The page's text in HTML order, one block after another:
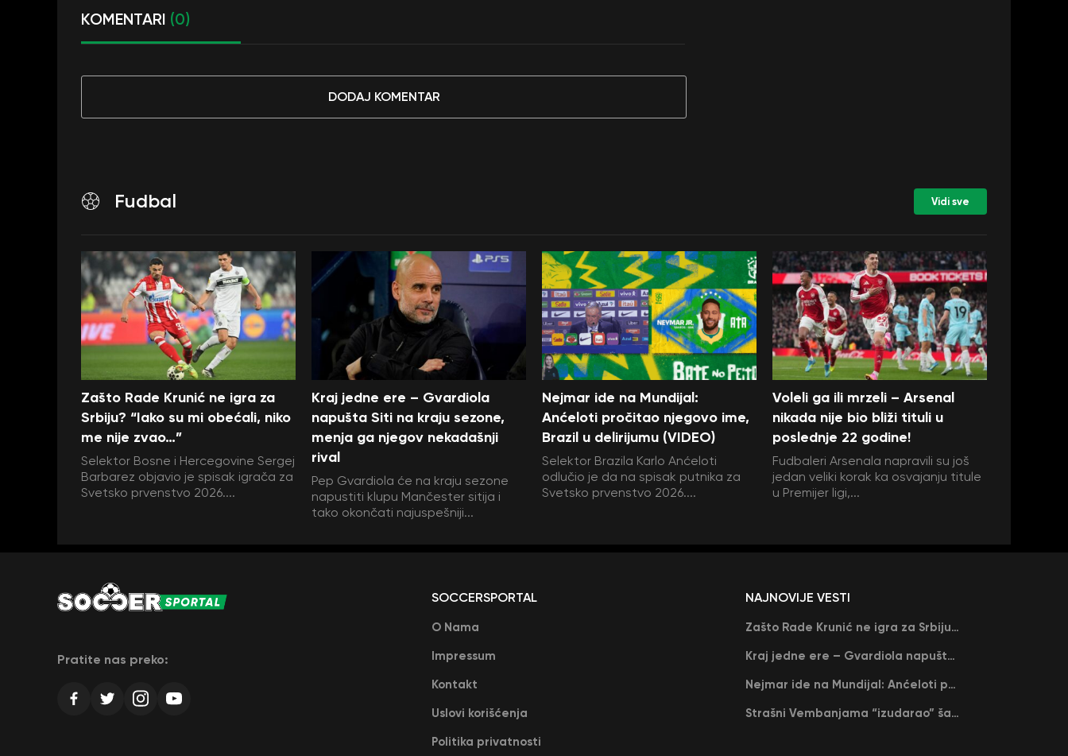
KOMENTARI (0)
DODAJ KOMENTAR
Fudbal Vidi sve
Zašto Rade Krunić ne igra za
Srbiju? “Iako su mi obećali, niko
me nije zvao…”
Selektor Bosne i Hercegovine Sergej
Barbarez objavio je spisak igrača za
Svetsko prvenstvo 2026....
Kraj jedne ere – Gvardiola
napušta Siti na kraju sezone,
menja ga njegov nekadašnji
rival
Pep Gvardiola će na kraju sezone
napustiti klupu Mančester sitija i
tako okončati najuspešniji...
Nejmar ide na Mundijal:
Anćeloti pročitao njegovo ime,
Brazil u delirijumu (VIDEO)
Selektor Brazila Karlo Anćeloti
odlučio je da na spisak putnika za
Svetsko prvenstvo 2026....
Voleli ga ili mrzeli – Arsenal
nikada nije bio bliži tituli u
poslednje 22 godine!
Fudbaleri Arsenala napravili su još
jedan veliki korak ka osvajanju titule
u Premijer ligi,...
Pratite nas preko:
SOCCERSPORTAL
O Nama
Impressum
Kontakt
Uslovi korišćenja
Politika privatnosti
NAJNOVIJE VESTI
Zašto Rade Krunić ne igra za Srbiju? “Iako su mi obećali, niko me nije zvao…”
Kraj jedne ere – Gvardiola napušta Siti na kraju sezone, menja ga njegov nekadašnji rival
Nejmar ide na Mundijal: Anćeloti pročitao njegovo ime, Brazil u delirijumu (VIDEO)
Strašni Vembanjama “izudarao” šampiona za brejk: San Antonio poveo protiv Oklahome